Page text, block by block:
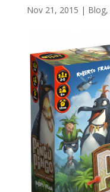
Nov 21, 2015 | Blog,